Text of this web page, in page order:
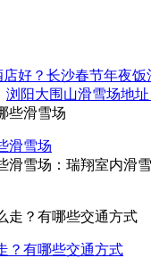
好？长沙春节年夜饭
浏阳大围山滑雪场地
滑雪场
滑雪场：瑞翔室内滑
？有哪些交通方式